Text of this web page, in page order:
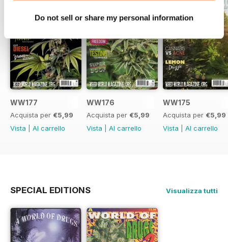
Do not sell or share my personal information
WW177
Acquista per €5,99
Vista
Al carrello
WW176
Acquista per €5,99
Vista
Al carrello
WW175
Acquista per €5,99
Vista
Al carrello
SPECIAL EDITIONS Visualizza tutti